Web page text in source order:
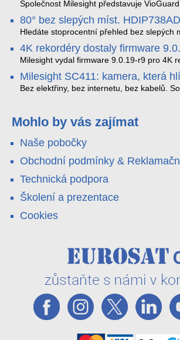
podrobný datový příběh celé cesty.
čtečky HID Signo.
detekci dopravních přestupků
Společnost Milesight představuje
dopravních přestupků. Tento systém,
sofistikovanými algoritmy umělé inteligence
tak, aby poskytoval komplexní nástroje pro
dopravních předpisů, zvyšoval bezpečnost
optimalizoval plynulost dopravy v
80° bez slepých míst.
streamuje na YouTube – bez PC.
Hledáte stoprocentní přehled bez slepých
panoramatická kamera HDIP738ADB
4MP senzorů SONY do jednoho čistého
zkreslení. K tomu přidává AI detekci osob
YouTube – bez běžícího počítače.
4K rekordéry dostaly firmware
které musíte vědět.
Milesight vydal firmware 9.0.19-r9 pro 4K
které vám zjednoduší práci – a jedna z
spoustu zbytečných výjezdů k zákazníkům.
Milesight SC411: kamera, která
kabel nedosáhne
Bez elektřiny, bez internetu, bez kabelů.
váš telefon. Podívejte se na video.
Mohlo by vás zajímat
Naše pobočky
Obchodní podmínky &
Technická podpora
Školení a prezentace
Cookies